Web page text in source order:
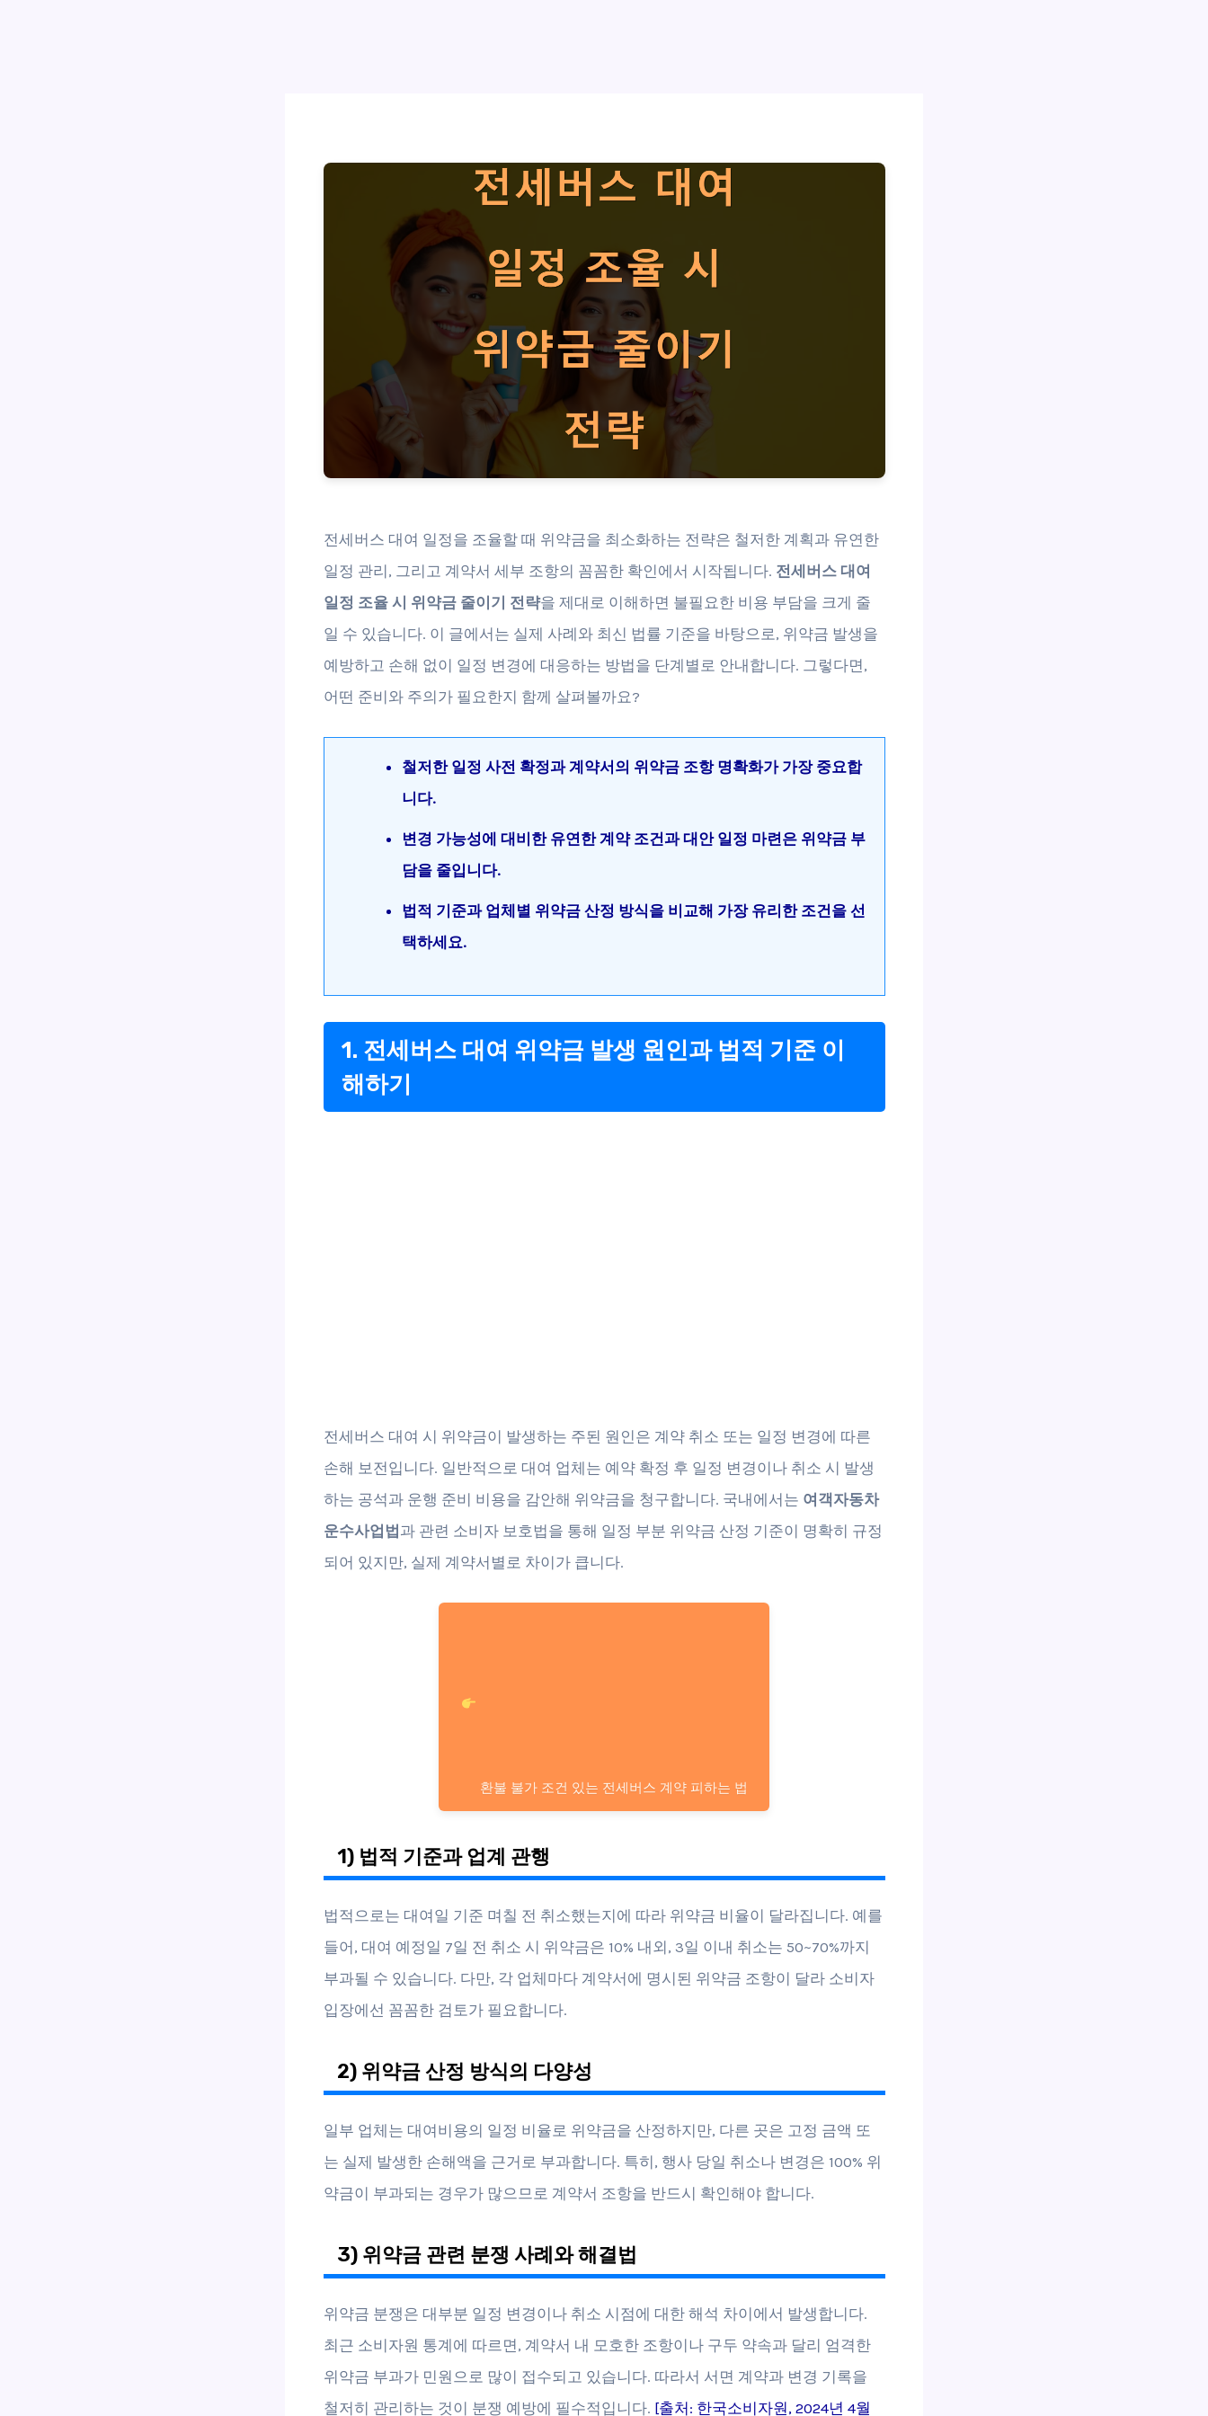
전세버스 대여 일정을 조율할 때 위약금을 최소화하는 전략은 철저한 계획과 유연한
일정 관리, 그리고 계약서 세부 조항의 꼼꼼한 확인에서 시작됩니다. 전세버스 대여
일정 조율 시 위약금 줄이기 전략을 제대로 이해하면 불필요한 비용 부담을 크게 줄
일 수 있습니다. 이 글에서는 실제 사례와 최신 법률 기준을 바탕으로, 위약금 발생을
예방하고 손해 없이 일정 변경에 대응하는 방법을 단계별로 안내합니다. 그렇다면,
어떤 준비와 주의가 필요한지 함께 살펴볼까요?
철저한 일정 사전 확정과 계약서의 위약금 조항 명확화가 가장 중요합
니다.
변경 가능성에 대비한 유연한 계약 조건과 대안 일정 마련은 위약금 부
담을 줄입니다.
법적 기준과 업체별 위약금 산정 방식을 비교해 가장 유리한 조건을 선
택하세요.
1. 전세버스 대여 위약금 발생 원인과 법적 기준 이
해하기
전세버스 대여 시 위약금이 발생하는 주된 원인은 계약 취소 또는 일정 변경에 따른
손해 보전입니다. 일반적으로 대여 업체는 예약 확정 후 일정 변경이나 취소 시 발생
하는 공석과 운행 준비 비용을 감안해 위약금을 청구합니다. 국내에서는 여객자동차
운수사업법과 관련 소비자 보호법을 통해 일정 부분 위약금 산정 기준이 명확히 규정
되어 있지만, 실제 계약서별로 차이가 큽니다.
환불 불가 조건 있는 전세버스 계약 피하는 법
1) 법적 기준과 업계 관행
법적으로는 대여일 기준 며칠 전 취소했는지에 따라 위약금 비율이 달라집니다. 예를
들어, 대여 예정일 7일 전 취소 시 위약금은 10% 내외, 3일 이내 취소는 50~70%까지
부과될 수 있습니다. 다만, 각 업체마다 계약서에 명시된 위약금 조항이 달라 소비자
입장에선 꼼꼼한 검토가 필요합니다.
2) 위약금 산정 방식의 다양성
일부 업체는 대여비용의 일정 비율로 위약금을 산정하지만, 다른 곳은 고정 금액 또
는 실제 발생한 손해액을 근거로 부과합니다. 특히, 행사 당일 취소나 변경은 100% 위
약금이 부과되는 경우가 많으므로 계약서 조항을 반드시 확인해야 합니다.
3) 위약금 관련 분쟁 사례와 해결법
위약금 분쟁은 대부분 일정 변경이나 취소 시점에 대한 해석 차이에서 발생합니다.
최근 소비자원 통계에 따르면, 계약서 내 모호한 조항이나 구두 약속과 달리 엄격한
위약금 부과가 민원으로 많이 접수되고 있습니다. 따라서 서면 계약과 변경 기록을
철저히 관리하는 것이 분쟁 예방에 필수적입니다. [출처: 한국소비자원, 2024년 4월